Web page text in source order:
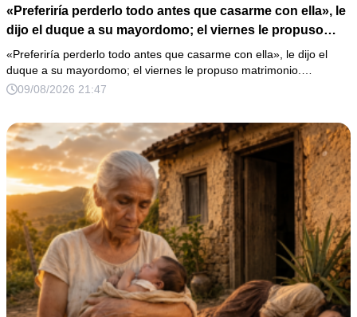
«Preferiría perderlo todo antes que casarme con ella», le
dijo el duque a su mayordomo; el viernes le propuso
matrimonio.
«Preferiría perderlo todo antes que casarme con ella», le dijo el
duque a su mayordomo; el viernes le propuso matrimonio.…
09/08/2026 21:47